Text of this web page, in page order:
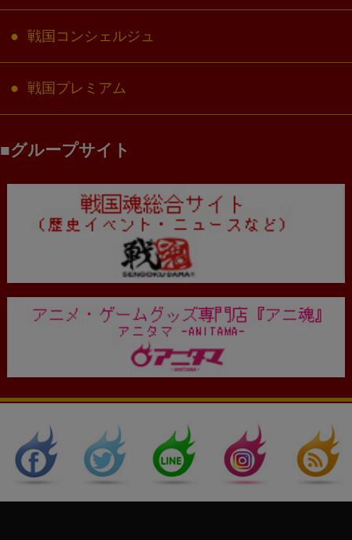
戦国コンシェルジュ
戦国プレミアム
グループサイト